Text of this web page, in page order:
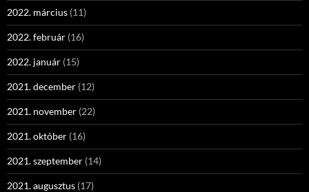
2022. március (11)
2022. február (16)
2022. január (15)
2021. december (12)
2021. november (22)
2021. október (16)
2021. szeptember (14)
2021. augusztus (17)